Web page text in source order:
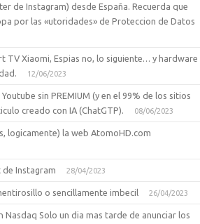
de Instagram) desde España. Recuerda que
por las «utoridades» de Proteccion de Datos
TV Xiaomi, Espias no, lo siguiente… y hardware
12/06/2023
sin PREMIUM (y en el 99% de los sitios
creado con IA (ChatGTP).
08/06/2023
logicamente) la web AtomoHD.com
Instagram 28/04/2023
o sencillamente imbecil 26/04/2023
Nasdaq Solo un dia mas tarde de anunciar los